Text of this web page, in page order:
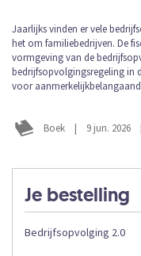
Je bestelling
Bedrijfsopvolging 2.0
het
einde
van
de
afbeeldingen-
Boek | 9 jun. 2026
Ga
naar
het
begin
van
afbeeldingen-
gallerij
Jaarlijks vinden er vele
het om familiebedrijven. De
vormgeving van de
bedrijfsopvolgingsregeling in
voor